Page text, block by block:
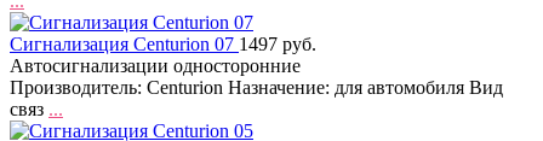
Сигнализация Centurion 07 1497 руб.
Автосигнализации односторонние
Производитель: Centurion Назначение: для автомобиля Вид
связ ...